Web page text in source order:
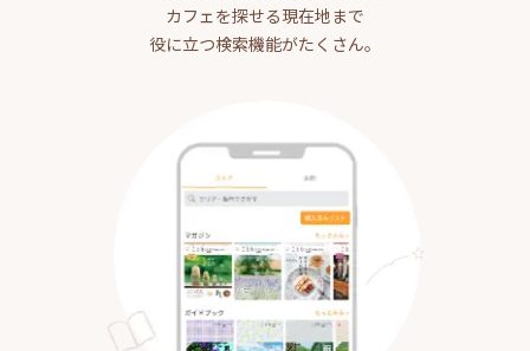
カフェを探せる現在地まで
役に立つ検索機能がたくさん。